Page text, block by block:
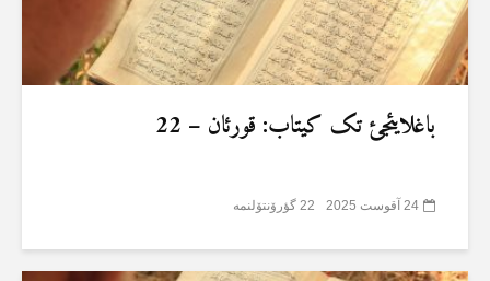
باغلایئجئ تک کیتاب: قورئان – 22
24 آقوست 2025 22 گؤرۆنتۆلنمە